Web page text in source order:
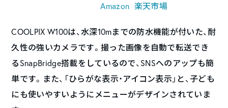
Amazon 楽天市場
COOLPIX W100は、水深10mまでの防水機能が付いた、耐
久性の強いカメラです。撮った画像を自動で転送でき
るSnapBridge搭載をしているので、SNSへのアップも簡
単です。また、「ひらがな表示・アイコン表示」と、子ども
にも使いやすいようにメニューがデザインされていま